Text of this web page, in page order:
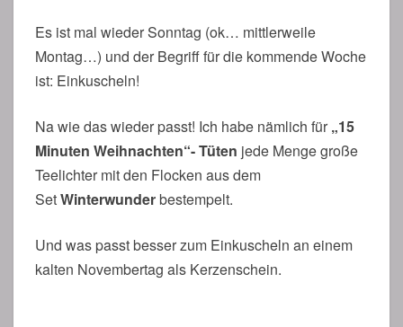
Es ist mal wieder Sonntag (ok… mittlerweile
Montag…) und der Begriff für die kommende Woche
ist: Einkuscheln!
Na wie das wieder passt! Ich habe nämlich für „15
Minuten Weihnachten“- Tüten jede Menge große
Teelichter mit den Flocken aus dem
SetWinterwunderbestempelt.
Und was passt besser zum Einkuscheln an einem
kalten Novembertag als Kerzenschein.